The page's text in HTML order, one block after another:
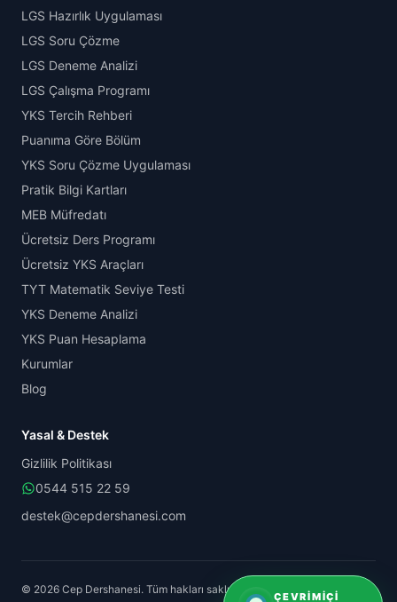
LGS Hazırlık Uygulaması
LGS Soru Çözme
LGS Deneme Analizi
LGS Çalışma Programı
YKS Tercih Rehberi
Puanıma Göre Bölüm
YKS Soru Çözme Uygulaması
Pratik Bilgi Kartları
MEB Müfredatı
Ücretsiz Ders Programı
Ücretsiz YKS Araçları
TYT Matematik Seviye Testi
YKS Deneme Analizi
YKS Puan Hesaplama
Kurumlar
Blog
Yasal & Destek
Gizlilik Politikası
0544 515 22 59
destek@cepdershanesi.com
© 2026 Cep Dershanesi. Tüm hakları saklıdır.
ÇEVRIMIÇI